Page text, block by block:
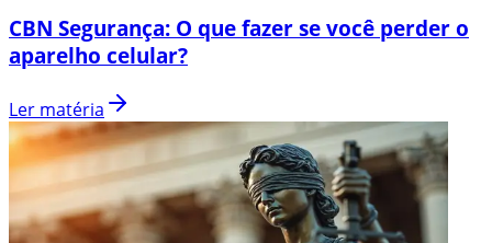
CBN Segurança: O que fazer se você perder o
aparelho celular?
Ler matéria